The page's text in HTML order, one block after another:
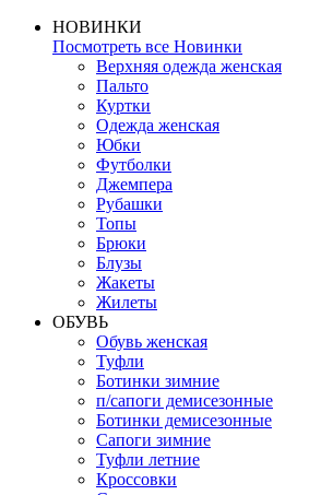
НОВИНКИ
Посмотреть все Новинки
Верхняя одежда женская
Пальто
Куртки
Одежда женская
Юбки
Футболки
Джемпера
Рубашки
Топы
Брюки
Блузы
Жакеты
Жилеты
ОБУВЬ
Обувь женская
Туфли
Ботинки зимние
п/сапоги демисезонные
Ботинки демисезонные
Сапоги зимние
Туфли летние
Кроссовки